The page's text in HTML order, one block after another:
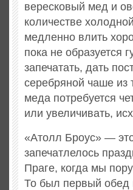
вересковый мед и
количестве
медленно влить
пока не образуется
запечатать, дать
серебряной чаше из
меда потребуется
или увеличивать,
«Атолл Броус» —
запечатлелось
Праге, когда мы
То был первый обед